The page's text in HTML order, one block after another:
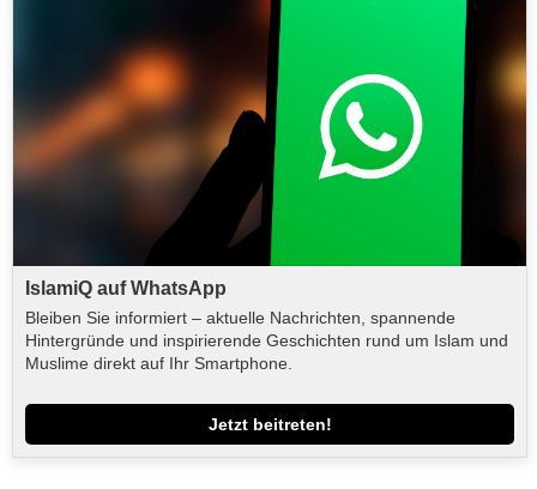
IslamiQ auf WhatsApp
Bleiben Sie informiert – aktuelle Nachrichten, spannende
Hintergründe und inspirierende Geschichten rund um Islam und
Muslime direkt auf Ihr Smartphone.
Jetzt beitreten!